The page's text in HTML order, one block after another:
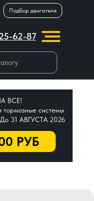
Подбор двигателя
62-87
РУБ
ВСЕ!
тормозные системы
31 АВГУСТА 2026